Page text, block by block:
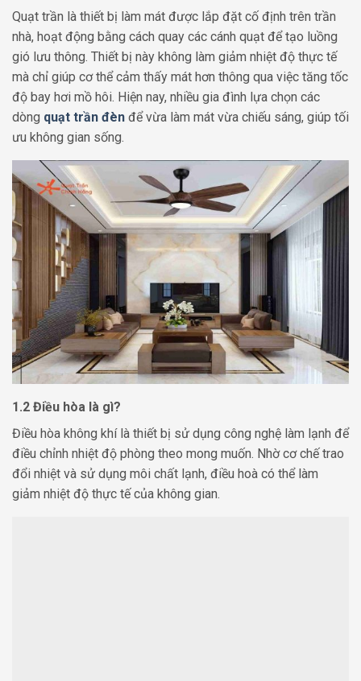
Quạt trần là thiết bị làm mát được lắp đặt cố định trên trần
nhà, hoạt động bằng cách quay các cánh quạt để tạo luồng
gió lưu thông. Thiết bị này không làm giảm nhiệt độ thực tế
mà chỉ giúp cơ thể cảm thấy mát hơn thông qua việc tăng tốc
độ bay hơi mồ hôi. Hiện nay, nhiều gia đình lựa chọn các
dòng quạt trần đèn để vừa làm mát vừa chiếu sáng, giúp tối
ưu không gian sống.
1.2 Điều hòa là gì?
Điều hòa không khí là thiết bị sử dụng công nghệ làm lạnh để
điều chỉnh nhiệt độ phòng theo mong muốn. Nhờ cơ chế trao
đổi nhiệt và sử dụng môi chất lạnh, điều hoà có thể làm
giảm nhiệt độ thực tế của không gian.